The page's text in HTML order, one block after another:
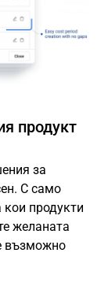
продукт
за
С само
кои продукти
желаната
възможно